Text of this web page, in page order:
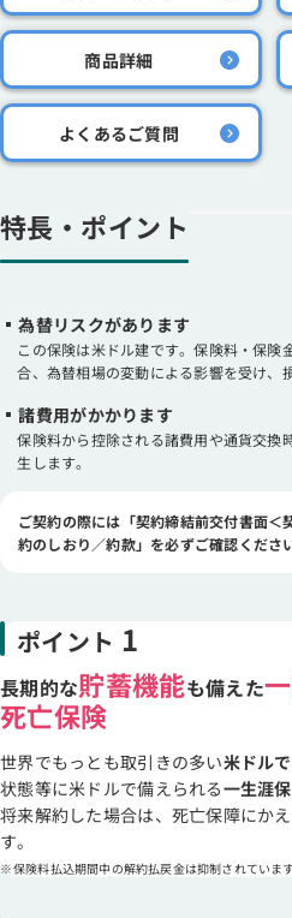
商品詳細
よくあるご質問
特長・ポイント
為替リスクがあります
この保険は米ドル建です。保険料・保険
合、為替相場の変動による影響を受け、
諸費用がかかります
保険料から控除される諸費用や通貨交
生します。
ご契約の際には「契約締結前交付書面＜
約のしおり／約款」を必ずご確認くださ
ポイント 1
長期的な貯蓄機能も備えた
死亡保険
世界でもっとも取引きの多い米ドル
状態等に米ドルで備えられる一生涯
将来解約した場合は、死亡保障にか
す。
保険料払込期間中の解約払戻金は抑制されています